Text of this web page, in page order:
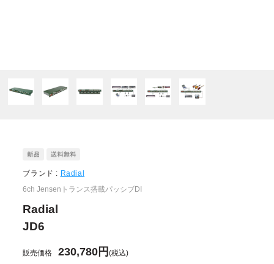
ブランド : Radial
6ch Jensenトランス搭載パッシブDI
Radial
JD6
販売価格 230,780円(税込)